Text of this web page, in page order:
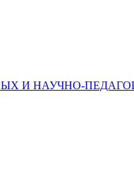
И НАУЧНО-